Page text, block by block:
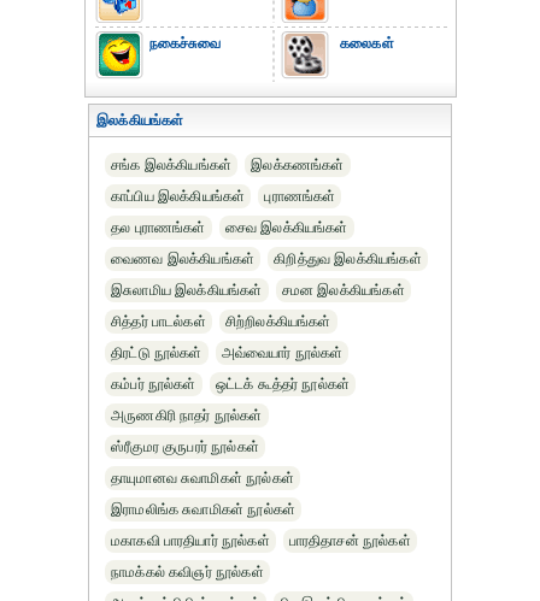
நகைச்சுவை கலைகள்
இலக்கியங்கள்
சங்க இலக்கியங்கள்
இலக்கணங்கள்
காப்பிய இலக்கியங்கள்
புராணங்கள்
தல புராணங்கள்
சைவ இலக்கியங்கள்
வைணவ இலக்கியங்கள்
கிறித்துவ இலக்கியங்கள்
இசுலாமிய இலக்கியங்கள்
சமன இலக்கியங்கள்
சித்தர் பாடல்கள்
சிற்றிலக்கியங்கள்
திரட்டு நூல்கள்
அவ்வையார் நூல்கள்
கம்பர் நூல்கள்
ஒட்டக் கூத்தர் நூல்கள்
அருணகிரி நாதர் நூல்கள்
ஸ்ரீகுமர குருபரர் நூல்கள்
தாயுமானவ சுவாமிகள் நூல்கள்
இராமலிங்க சுவாமிகள் நூல்கள்
மகாகவி பாரதியார் நூல்கள்
பாரதிதாசன் நூல்கள்
நாமக்கல் கவிஞர் நூல்கள்